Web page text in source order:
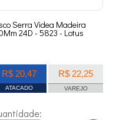
Serra Videa Madeira
24D - 5823 - Lotus
R$ 20,47
ATACADO
R$ 22,25
VAREJO